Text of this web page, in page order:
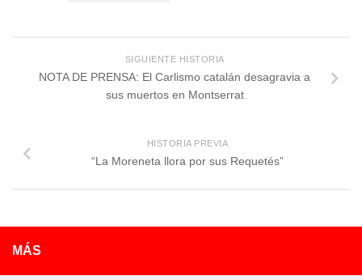
SIGUIENTE HISTORIA
NOTA DE PRENSA: El Carlismo catalán desagravia a
sus muertos en Montserrat
HISTORIA PREVIA
“La Moreneta llora por sus Requetés”
MÁS